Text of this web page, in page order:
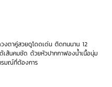
งตาคู่สวยดูโดดเด่น ติดทนนาน 12
ด้เส้นคมชัด ด้วยหัวปากกาฟองน้ำเนื้อนุ่ม
รมณ์ที่ต้องการ